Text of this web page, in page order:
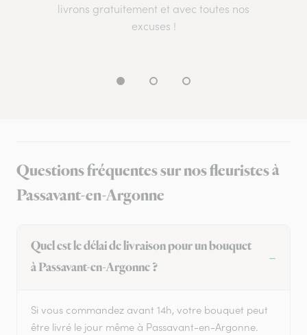
livrons gratuitement et avec toutes nos
excuses !
Questions fréquentes sur nos fleuristes à
Passavant-en-Argonne
Quel est le délai de livraison pour un bouquet
à Passavant-en-Argonne ?
Si vous commandez avant 14h, votre bouquet peut
être livré le jour même à Passavant-en-Argonne.